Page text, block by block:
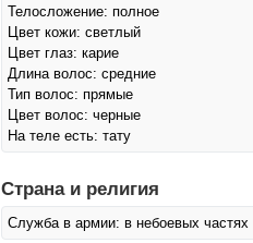
Телосложение: полное
Цвет кожи: светлый
Цвет глаз: карие
Длина волос: средние
Тип волос: прямые
Цвет волос: черные
На теле есть: тату
Страна и религия
Служба в армии: в небоевых частях